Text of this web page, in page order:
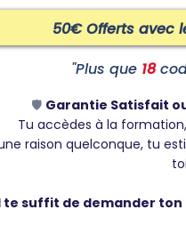
50€ Offerts avec
"Plus que 18
🛡️ Garantie Satisfait
Tu accèdes à la
raison quelconque, tu
te suffit de demander ton